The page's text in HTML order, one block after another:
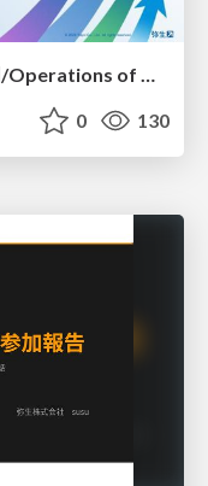
勘定科目の推論機能における運用/Operations of Account Category Inference
0 130